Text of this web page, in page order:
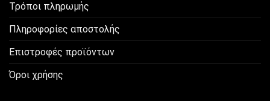
μπορούν
επιλεγούν
στη
σελίδα
Τρόποι πληρωμής
Πληροφορίες αποστολής
Επιστροφές προϊόντων
Όροι χρήσης